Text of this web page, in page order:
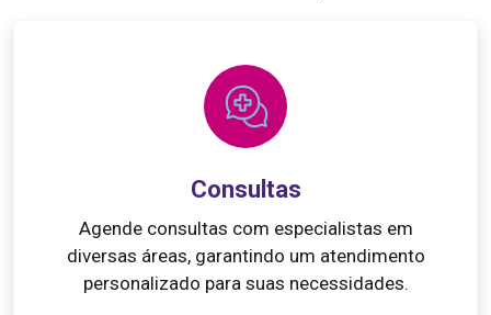
Consultas
Agende consultas com especialistas em
diversas áreas, garantindo um atendimento
personalizado para suas necessidades.